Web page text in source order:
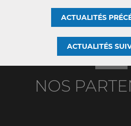
ACTUALITÉS
ACTUALITÉS
NOS